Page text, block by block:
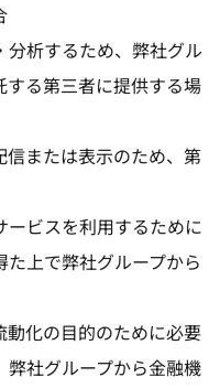
析するため、弊社グル
る第三者に提供する場
または表示のため、第
ビスを利用するために
上で弊社グループから
化の目的のために必要
社グループから金融機